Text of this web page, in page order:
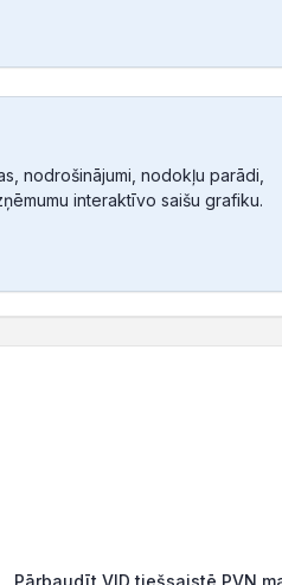
nodrošinājumi, nodokļu parādi,
interaktīvo saišu grafiku.
Pārbaudīt VID tiešsaistē PVN